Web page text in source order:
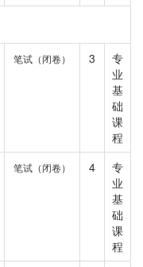
笔试（闭卷） 3
专
业
基
础
课
程
笔试（闭卷） 4
专
业
基
础
课
程